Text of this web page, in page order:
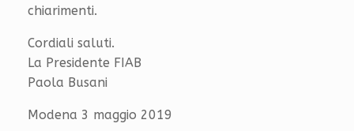
chiarimenti.
Cordiali saluti.
La Presidente FIAB
Paola Busani
Modena 3 maggio 2019